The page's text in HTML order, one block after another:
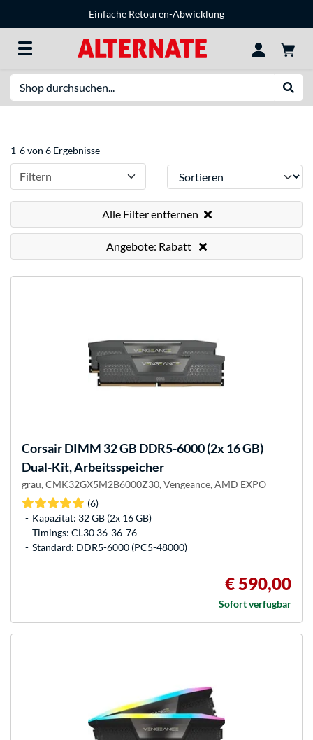
Einfache Retouren-Abwicklung
1-6 von 6 Ergebnisse
Filtern Sortieren
Alle Filter entfernen
Angebote: Rabatt
CorsairDIMM 32 GB DDR5-6000 (2x 16 GB)
Dual-Kit, Arbeitsspeicher
grau, CMK32GX5M2B6000Z30, Vengeance, AMD EXPO
(6)
Kapazität: 32 GB (2x 16 GB)
Timings: CL30 36-36-76
Standard: DDR5-6000 (PC5-48000)
€ 590,00
Sofort verfügbar